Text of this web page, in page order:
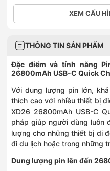
XEM CẤU
THÔNG TIN SẢN PHẨM
Đặc điểm và tính năng
26800mAh USB-C Quick
Với dung lượng pin lớn,
thích cao với nhiều thiết bị
XD26 26800mAh USB-C
pháp giúp người dùng luôn
lượng cho những thiết bị di
đi du lịch hoặc trong những
Dung lượng pin lên đến